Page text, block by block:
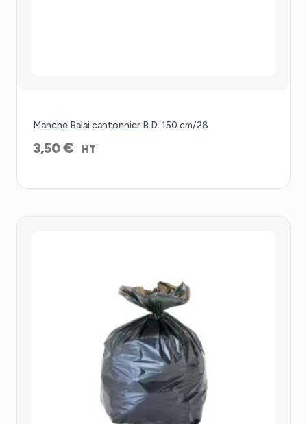
Manche Balai cantonnier B.D. 150 cm/28
3,50€ HT